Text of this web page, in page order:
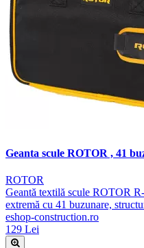
Geanta scule ROTOR , 41
ROTOR
Geantă textilă scule ROTOR
extremă cu 41 buzunare,
eshop-construction.ro
129 Lei